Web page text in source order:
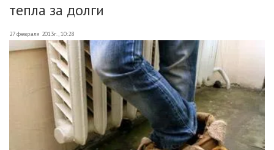
тепла за долги
27 февраля 2013г., 10:28